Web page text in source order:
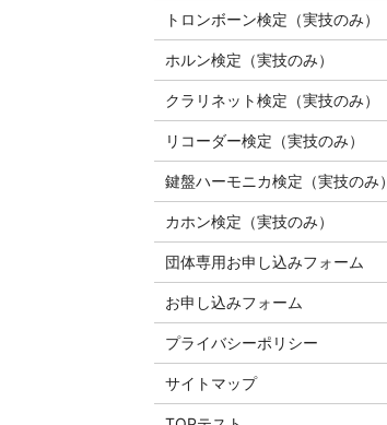
トロンボーン検定（実技のみ）
ホルン検定（実技のみ）
クラリネット検定（実技のみ）
リコーダー検定（実技のみ）
鍵盤ハーモニカ検定（実技のみ）
カホン検定（実技のみ）
団体専用お申し込みフォーム
お申し込みフォーム
プライバシーポリシー
サイトマップ